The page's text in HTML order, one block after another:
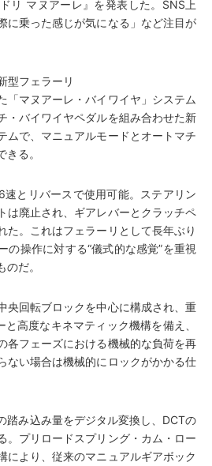
リ マヌアーレ』を発表した。SNS上
に乗った感じが気になる」など注目が
型フェラーリ
「マヌアーレ・バイワイヤ」システム
・バイワイヤペダルを組み合わせた新
ムで、マニュアルモードとオートマチ
る。
とリバースで使用可能。ステアリン
は廃止され、ギアレバーとクラッチペ
た。これはフェラーリとして長年ぶり
の操作に対する“儀式的な感覚”を重視
だ。
央回転ブロックを中心に構成され、重
高度なキネマティック機構を備え、
各フェーズにおける機械的な負荷を再
ない場合は機械的にロックがかかる仕
踏み込み量をデジタル変換し、DCTの
。プリロードスプリング・カム・ロー
により、従来のマニュアルギアボック